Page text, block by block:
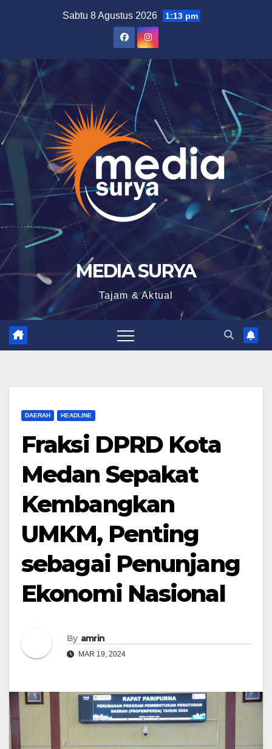
Sabtu 8 Agustus 2026 1:13 pm
MEDIA SURYA
Tajam & Aktual
DAERAH HEADLINE
Fraksi DPRD Kota
Medan Sepakat
Kembangkan
UMKM, Penting
sebagai Penunjang
Ekonomi Nasional
By amrin
MAR 19, 2024